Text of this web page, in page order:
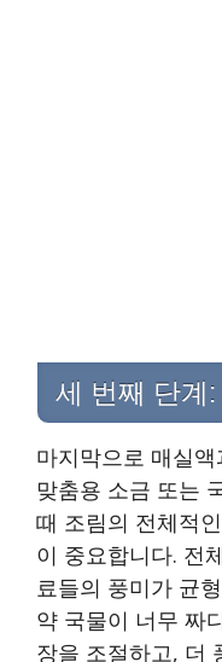
세 번째 단계
마지막으로 매실
맞춤용 소금 또는
때 조림의 전체적
이 중요합니다. 전
료들의 풍미가 균
약 국물이 너무 짜
장을 조절하고, 더